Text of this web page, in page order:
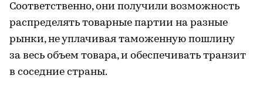
Соответственно, они получили возможность
распределять товарные партии на разные
рынки, не уплачивая таможенную пошлину
за весь объем товара, и обеспечивать транзит
в соседние страны.